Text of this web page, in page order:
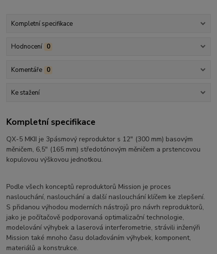
Kompletní specifikace
Hodnocení 0
Komentáře 0
Ke stažení
Kompletní specifikace
QX-5 MKII je 3pásmový reproduktor s 12″ (300 mm) basovým
měničem, 6,5″ (165 mm) středotónovým měničem a prstencovou
kopulovou výškovou jednotkou.
Podle všech konceptů reproduktorů Mission je proces
naslouchání, naslouchání a další naslouchání klíčem ke zlepšení.
S přidanou výhodou moderních nástrojů pro návrh reproduktorů,
jako je počítačově podporovaná optimalizační technologie,
modelování výhybek a laserová interferometrie, strávili inženýři
Mission také mnoho času dolaďováním výhybek, komponent,
materiálů a konstrukce.